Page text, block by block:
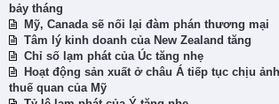
bảy tháng
Mỹ, Canada sẽ nối lại đàm phán thương mại
Tâm lý kinh doanh của New Zealand tăng
Chỉ số lạm phát của Úc tăng nhẹ
Hoạt động sản xuất ở châu Á tiếp tục chịu
thuế quan của Mỹ